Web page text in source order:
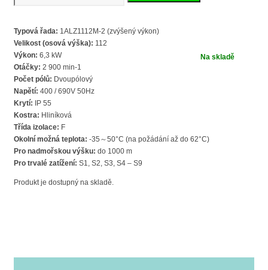
Na skladě
kW
2,
2900
ot.
zvýšený
výkon
VYBO
Electric
množství
Typová řada: 1ALZ1112M-2 (zvýšený výkon)
Velikost (osová výška): 112
Výkon: 6,3 kW
Otáčky: 2 900 min-1
Počet pólů: Dvoupólový
Napětí: 400 / 690V 50Hz
Krytí: IP 55
Kostra: Hliníková
Třída izolace: F
Okolní možná teplota: -35～50°C (na požádání až do 62°C)
Pro nadmořskou výšku: do 1000 m
Pro trvalé zatížení: S1, S2, S3, S4 – S9
Produkt je dostupný na skladě.